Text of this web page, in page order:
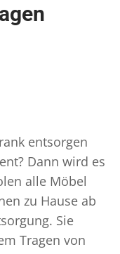
entsorgen
Dann wird es
alle Möbel
zu Hause ab
Sie
Tragen von